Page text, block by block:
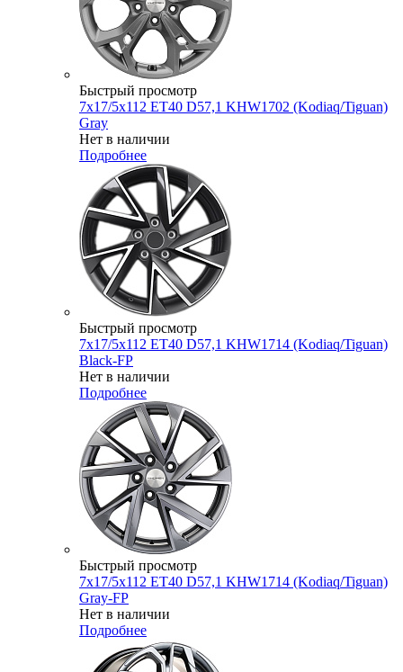
Быстрый просмотр
7x17/5x112 ET40 D57,1 KHW1702 (Kodiaq/Tiguan)
Gray
Нет в наличии
Подробнее
Быстрый просмотр
7x17/5x112 ET40 D57,1 KHW1714 (Kodiaq/Tiguan)
Black-FP
Нет в наличии
Подробнее
Быстрый просмотр
7x17/5x112 ET40 D57,1 KHW1714 (Kodiaq/Tiguan)
Gray-FP
Нет в наличии
Подробнее